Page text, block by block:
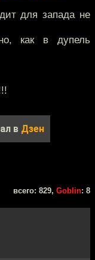
для запада не
как в дупель
в Дзен
всего: 829, Goblin: 8